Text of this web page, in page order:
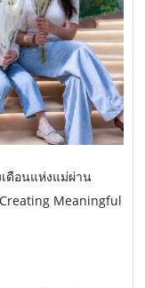
ดือนแห่งแม่ผ่าน
Meaningful